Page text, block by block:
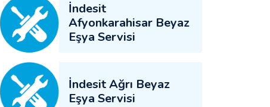
İndesit
Afyonkarahisar Beyaz
Eşya Servisi
İndesit Ağrı Beyaz
Eşya Servisi